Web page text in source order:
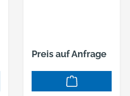
Preis auf Anfrage